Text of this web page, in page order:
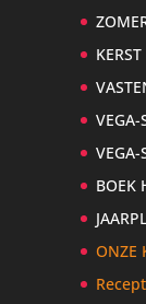
BOEK
ONZE